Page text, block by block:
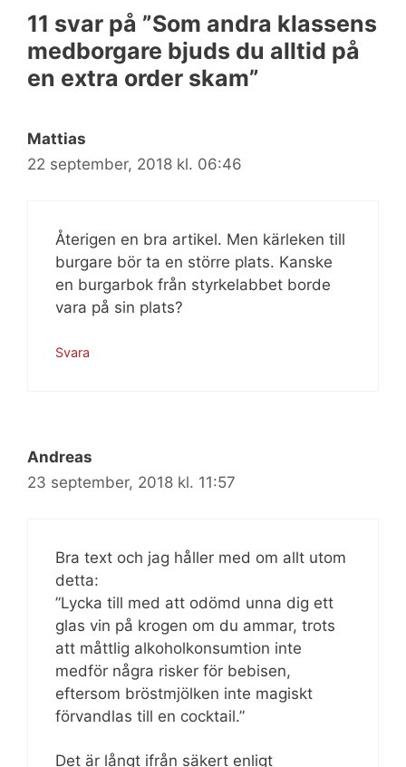
11 svar på ”Som andra klassens
medborgare bjuds du alltid på
en extra order skam”
Mattias
22 september, 2018 kl. 06:46
Återigen en bra artikel. Men kärleken till
burgare bör ta en större plats. Kanske
en burgarbok från styrkelabbet borde
vara på sin plats?
Svara
Andreas
23 september, 2018 kl. 11:57
Bra text och jag håller med om allt utom
detta:
”Lycka till med att odömd unna dig ett
glas vin på krogen om du ammar, trots
att måttlig alkoholkonsumtion inte
medför några risker för bebisen,
eftersom bröstmjölken inte magiskt
förvandlas till en cocktail.”
Det är långt ifrån säkert enligt